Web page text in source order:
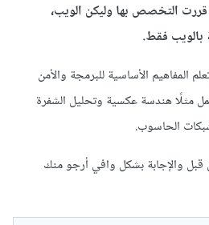
التخصص بها وليكن الويب،
بالويب فقط.
المفاهيم الأساسية للبرمجة والأمن
مثلًا هندسة عكسية وتحليل الشفرة
الحاسوب.
والإجابة بشكل وافي أرجو منك